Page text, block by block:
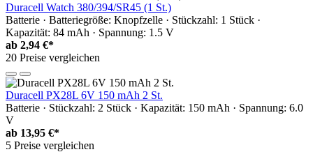
Duracell Watch 380/394/SR45 (1 St.)
Batterie · Batteriegröße: Knopfzelle · Stückzahl: 1 Stück ·
Kapazität: 84 mAh · Spannung: 1.5 V
ab 2,94 €*
20 Preise vergleichen
Duracell PX28L 6V 150 mAh 2 St.
Batterie · Stückzahl: 2 Stück · Kapazität: 150 mAh · Spannung: 6.0
V
ab 13,95 €*
5 Preise vergleichen